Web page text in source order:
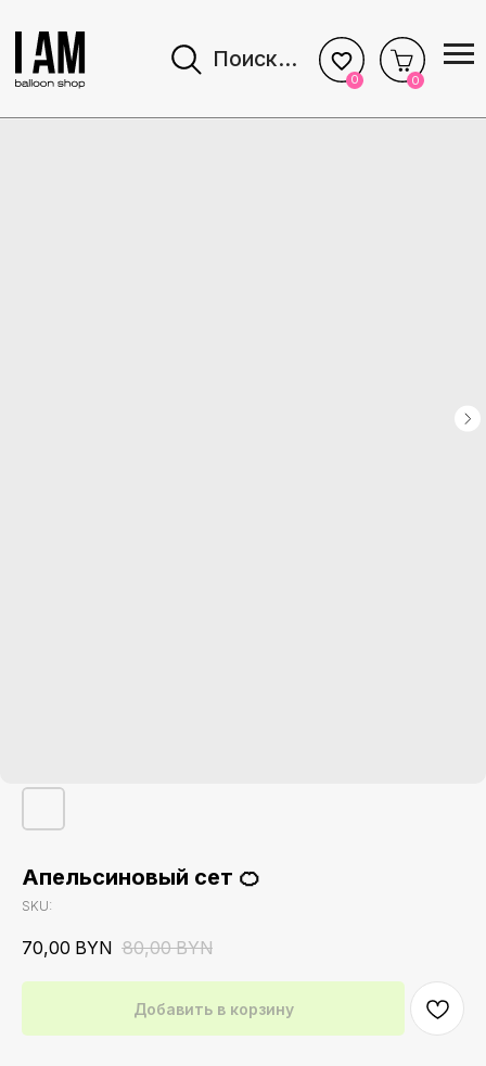
Поиск...
0
Апельсиновый сет 🍊
SKU:
70,00 BYN 80,00 BYN
Добавить в корзину
Стоимость доставки
10 бел.руб до двери
Доставка Яндекс GO 24/7 (по тарифу
Яндекс, если мы не сможем доставить
Район УРУЧЬЕ 5–7 бел.руб
(в зависимости от удалённости)